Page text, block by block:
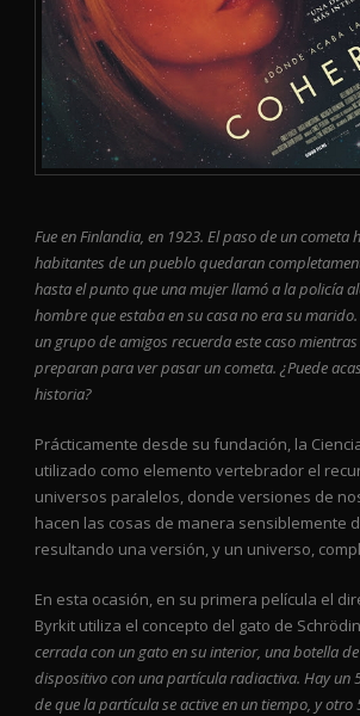
Fue en Finlandia, en 1923. El paso de un cometa
habitantes de un pueblo quedaran
hasta el punto que una mujer llamó a la policía
hombre que estaba en su casa no era su
un grupo de amigos recuerda este caso
preparan para ver pasar un cometa. ¿Puede
historia?
Prácticamente desde su fundación, la
utilizado como elemento vertebrador el
universos paralelos, donde versiones de
hacen las cosas de manera sensiblemente
resultando una versión, y un universo,
En esta ocasión, en su primera película el
Byrkit utiliza el concepto del gato de
cerrada con un gato en su interior, una botella
dispositivo con una partícula radiactiva. Hay un
de que la partícula se active en un tiempo, y otro